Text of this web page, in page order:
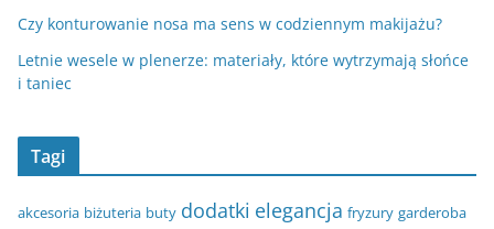
Czy konturowanie nosa ma sens w codziennym makijażu?
Letnie wesele w plenerze: materiały, które wytrzymają słońce
i taniec
Tagi
akcesoria biżuteria buty dodatki elegancja fryzury garderoba